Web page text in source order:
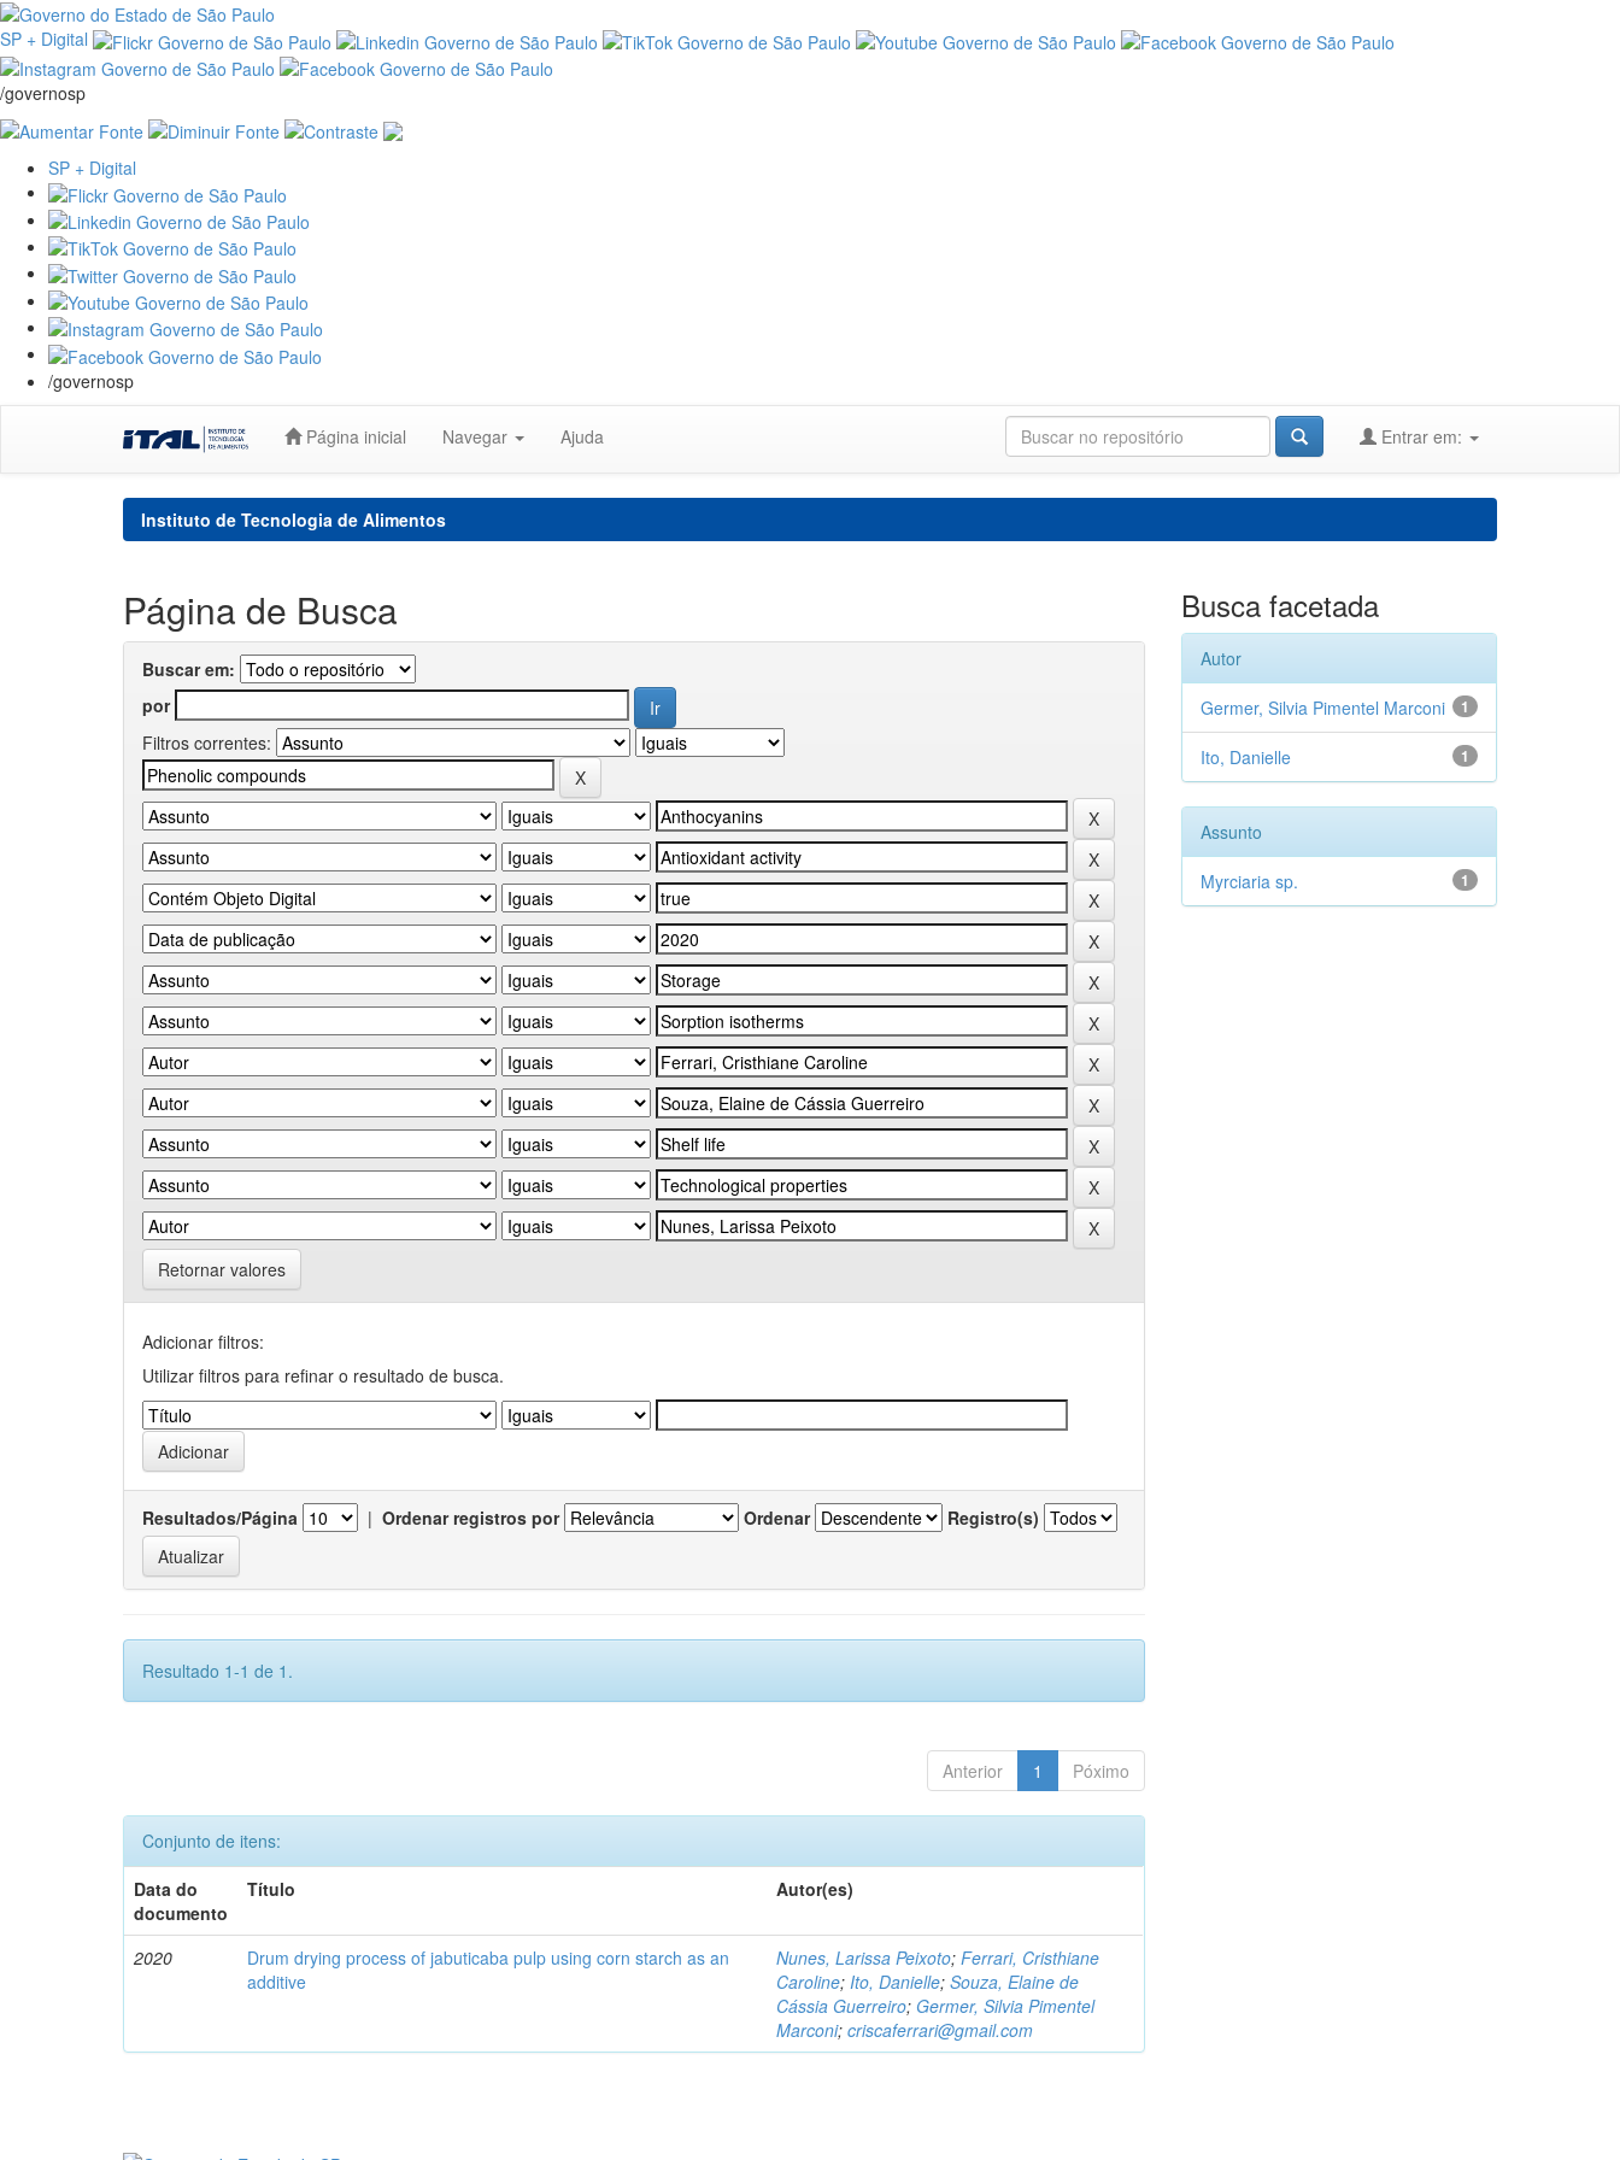
SP + Digital
/governosp
SP + Digital
/governosp
Página inicial Navegar Ajuda Entrar em:
Instituto de Tecnologia de Alimentos
Página de Busca
Buscar em:
por
Filtros correntes:
Retornar valores
Adicionar filtros:
Utilizar filtros para refinar o resultado de busca.
Resultados/Página | Ordenar registros por Ordenar Registro(s)
Resultado 1-1 de 1.
Anterior 1 Póximo
Conjunto de itens:
Data do
documento
Título Autor(es)
2020
Drum drying process of jabuticaba pulp using corn starch as an
additive
Nunes, Larissa Peixoto;Ferrari, Cristhiane
Caroline;Ito, Danielle;Souza, Elaine de
Cássia Guerreiro; Germer, Silvia Pimentel
Marconi;criscaferrari@gmail.com
Busca facetada
Autor
1
Germer, Silvia Pimentel Marconi
1
Ito, Danielle
Assunto
1
Myrciaria sp.